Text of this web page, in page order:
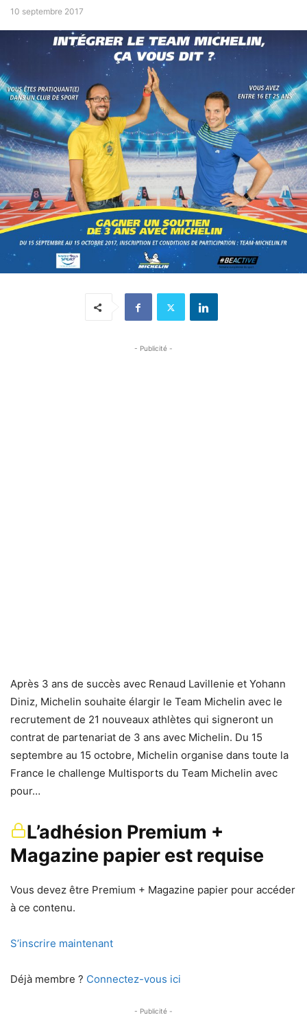
10 septembre 2017
- Publicité -
Après 3 ans de succès avec Renaud Lavillenie et Yohann
Diniz, Michelin souhaite élargir le Team Michelin avec le
recrutement de 21 nouveaux athlètes qui signeront un
contrat de partenariat de 3 ans avec Michelin. Du 15
septembre au 15 octobre, Michelin organise dans toute la
France le challenge Multisports du Team Michelin avec
pour…
L’adhésion Premium +
Magazine papier est requise
Vous devez être Premium + Magazine papier pour accéder
à ce contenu.
S’inscrire maintenant
Déjà membre ? Connectez-vous ici
- Publicité -